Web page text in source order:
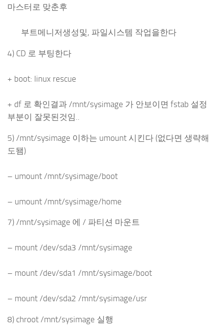
마스터로 맞춘후
부트메니저생성및, 파일시스템 작업을한다
4) CD 로 부팅한다
+ boot: linux rescue
+ df 로 확인결과 /mnt/sysimage 가 안보이면 fstab 설정
부분이 잘못된것임..
5) /mnt/sysimage 이하는 umount 시킨다 (없다면 생략해
도됌)
– umount /mnt/sysimage/boot
– umount /mnt/sysimage/home
7) /mnt/sysimage 에 / 파티션 마운트
– mount /dev/sda3 /mnt/sysimage
– mount /dev/sda1 /mnt/sysimage/boot
– mount /dev/sda2 /mnt/sysimage/usr
8) chroot /mnt/sysimage 실행